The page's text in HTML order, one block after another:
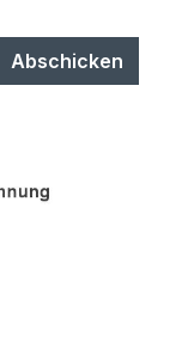
Abschicken